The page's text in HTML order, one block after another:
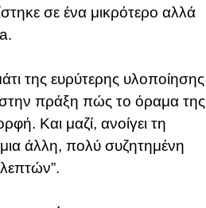
σε ένα μικρότερο αλλά
της ευρύτερης υλοποίησης
πράξη πώς το όραμα της
Και μαζί, ανοίγει τη
μια άλλη, πολύ συζητημένη